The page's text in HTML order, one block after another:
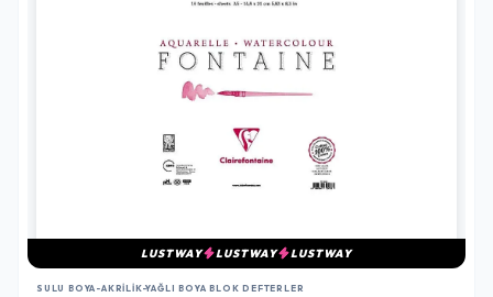
LUSTWAY LUSTWAY LUSTWAY
SULU BOYA-AKRILIK-YAĞLI BOYA BLOK DEFTERLER